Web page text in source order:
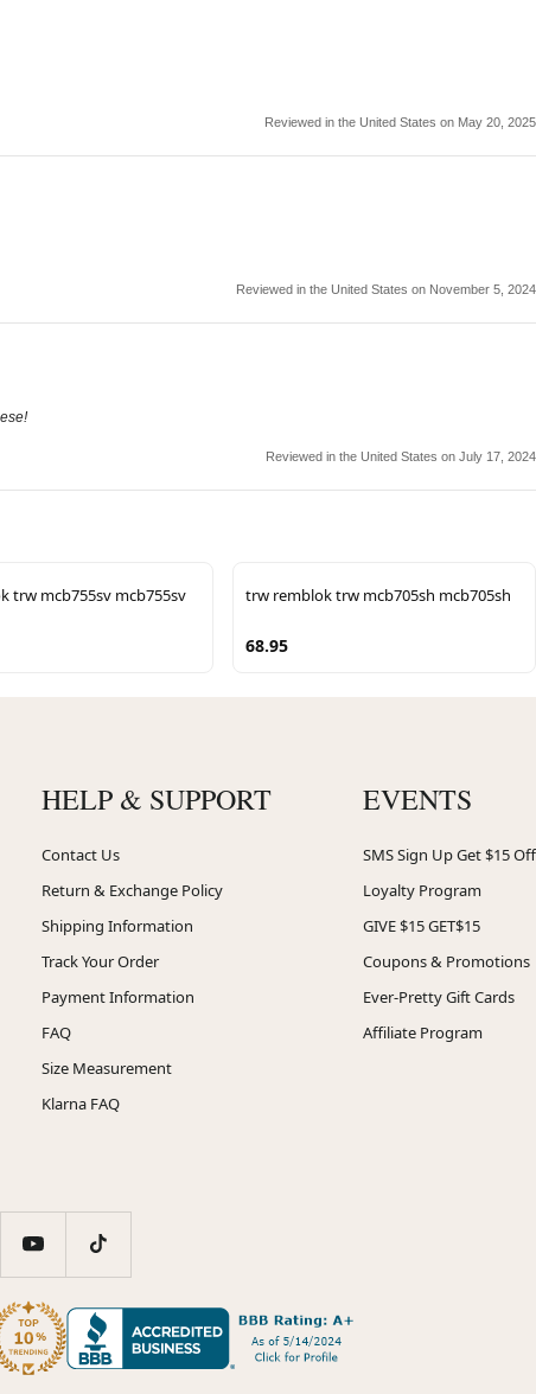
Reviewed in the United States on May 20, 2025
Reviewed in the United States on November 5, 2024
Reviewed in the United States on July 17, 2024
trw mcb755sv mcb755sv trw remblok trw mcb705sh mcb705sh
68.95
HELP & SUPPORT
Contact Us
Return & Exchange Policy
Shipping Information
Track Your Order
Payment Information
FAQ
Size Measurement
Klarna FAQ
EVENTS
SMS Sign Up Get $15 Off
Loyalty Program
GIVE $15 GET$15
Coupons & Promotions
Ever-Pretty Gift Cards
Affiliate Program